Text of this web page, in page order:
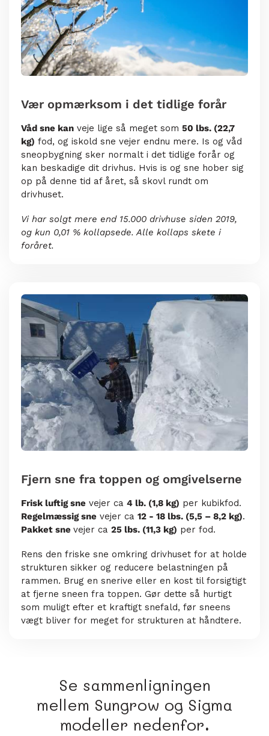
Vær opmærksom i det tidlige forår
Våd sne kan veje lige så meget som 50 lbs. (22,7
kg) fod, og iskold sne vejer endnu mere. Is og våd
sneopbygning sker normalt i det tidlige forår og
kan beskadige dit drivhus. Hvis is og sne hober sig
op på denne tid af året, så skovl rundt om
drivhuset.
Vi har solgt mere end 15.000 drivhuse siden 2019,
og kun 0,01 % kollapsede. Alle kollaps skete i
foråret.
Fjern sne fra toppen og omgivelserne
Frisk luftig sne vejer ca 4 lb. (1,8 kg) per kubikfod.
Regelmæssig sne vejer ca 12 - 18 lbs. (5,5 – 8,2 kg).
Pakket sne vejer ca 25 lbs. (11,3 kg) per fod.
Rens den friske sne omkring drivhuset for at holde
strukturen sikker og reducere belastningen på
rammen. Brug en snerive eller en kost til forsigtigt
at fjerne sneen fra toppen. Gør dette så hurtigt
som muligt efter et kraftigt snefald, før sneens
vægt bliver for meget for strukturen at håndtere.
Se sammenligningen
mellem Sungrow og Sigma
modeller nedenfor.